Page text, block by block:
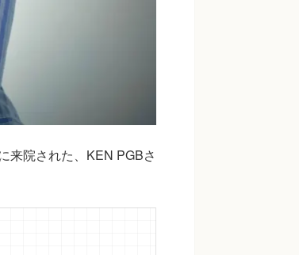
来院された、KEN PGBさ